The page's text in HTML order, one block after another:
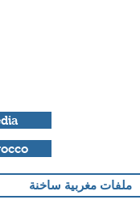
ملفات مغربية ساخنة